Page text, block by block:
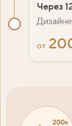
Через
от